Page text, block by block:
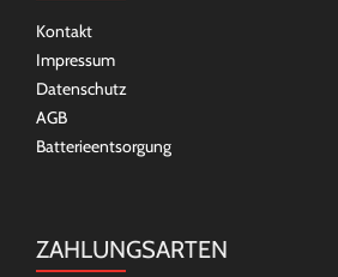
Kontakt
Impressum
Datenschutz
AGB
Batterieentsorgung
ZAHLUNGSARTEN